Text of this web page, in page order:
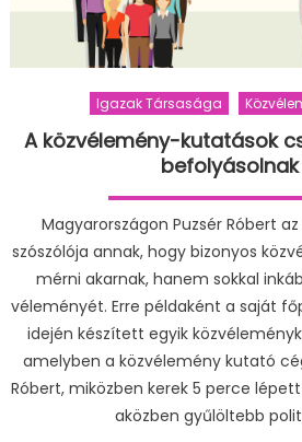
Igazak Társasága
A közvélemény-kutatások
befolyásolnak
Magyarországon Puzsér Róbert
szószólója annak, hogy bizonyos
mérni akarnak, hanem sokkal
véleményét. Erre példaként a saját
idején készített egyik
amelyben a közvélemény kutató
Róbert, miközben kerek 5 perce
aközben gyűlöltebb